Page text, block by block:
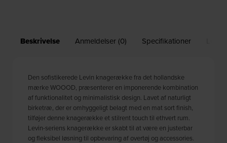
Beskrivelse Anmeldelser (0) Specifikationer
Den sofistikerede Levin knagerække fra det hollandske
mærke WOOOD, præsenterer en imponerende kombination
af funktionalitet og minimalistisk design. Lavet af naturligt
birketræ, der er omhyggeligt belagt med en mat sort finish,
tilføjer denne knagerække et stilrent touch til ethvert rum.
Levin-seriens knagerække er skabt til at være en justerbar
og fleksibel løsning til opbevaring af overtøj og accessories.